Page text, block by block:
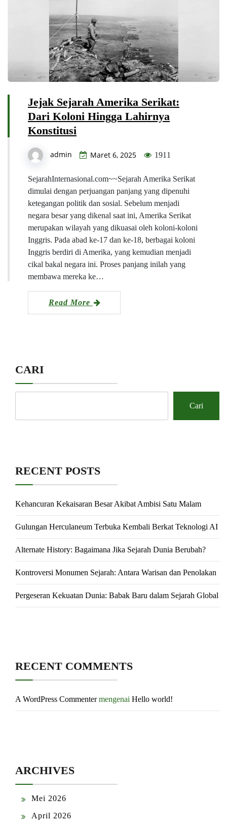
Jejak Sejarah Amerika Serikat:
Dari Koloni Hingga Lahirnya
Konstitusi
admin Maret 6, 2025 1911
SejarahInternasional.com~~Sejarah Amerika Serikat
dimulai dengan perjuangan panjang yang dipenuhi
ketegangan politik dan sosial. Sebelum menjadi
negara besar yang dikenal saat ini, Amerika Serikat
merupakan wilayah yang dikuasai oleh koloni-koloni
Inggris. Pada abad ke-17 dan ke-18, berbagai koloni
Inggris berdiri di Amerika, yang kemudian menjadi
cikal bakal negara ini. Proses panjang inilah yang
membawa mereka ke…
Read More
CARI
Cari
RECENT POSTS
Kehancuran Kekaisaran Besar Akibat Ambisi Satu Malam
Gulungan Herculaneum Terbuka Kembali Berkat Teknologi AI
Alternate History: Bagaimana Jika Sejarah Dunia Berubah?
Kontroversi Monumen Sejarah: Antara Warisan dan Penolakan
Pergeseran Kekuatan Dunia: Babak Baru dalam Sejarah Global
RECENT COMMENTS
A WordPress Commentermengenai Hello world!
ARCHIVES
Mei 2026
April 2026